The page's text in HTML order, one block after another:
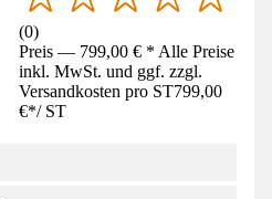
(0)
Preis — 799,00 € * Alle Preise
inkl. MwSt. und ggf. zzgl.
Versandkosten pro ST799,00
€*/ ST